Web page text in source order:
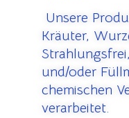
Unsere
Kräuter,
und/oder
chemischen
verarbeitet.